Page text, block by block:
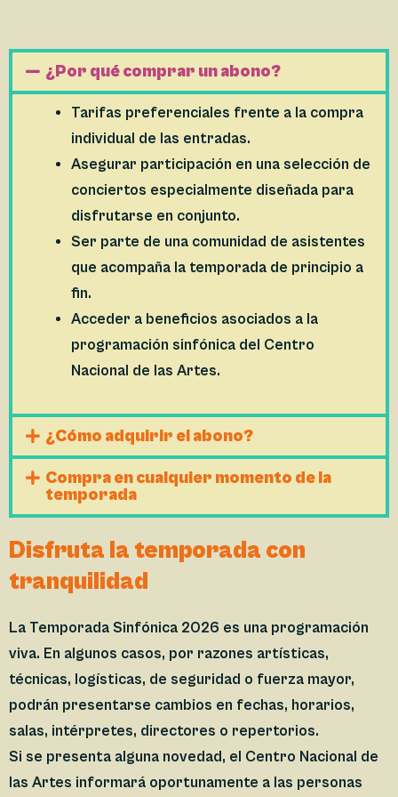
¿Por qué comprar un abono?
Tarifas preferenciales frente a la compra
individual de las entradas.
Asegurar participación en una selección de
conciertos especialmente diseñada para
disfrutarse en conjunto.
Ser parte de una comunidad de asistentes
que acompaña la temporada de principio a
fin.
Acceder a beneficios asociados a la
programación sinfónica del Centro
Nacional de las Artes.
¿Cómo adquirir el abono?
Compra en cualquier momento de la
temporada
Disfruta la temporada con
tranquilidad
La Temporada Sinfónica 2026 es una programación
viva. En algunos casos, por razones artísticas,
técnicas, logísticas, de seguridad o fuerza mayor,
podrán presentarse cambios en fechas, horarios,
salas, intérpretes, directores o repertorios.
Si se presenta alguna novedad, el Centro Nacional de
las Artes informará oportunamente a las personas